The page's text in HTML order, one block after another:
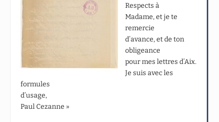
Respects à
Madame, et je te
remercie
d’avance, et de ton
obligeance
pour mes lettres d’Aix.
Je suis avec les
formules
d’usage,
Paul Cezanne »